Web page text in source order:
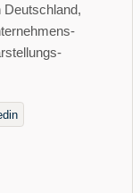
Deutschland,